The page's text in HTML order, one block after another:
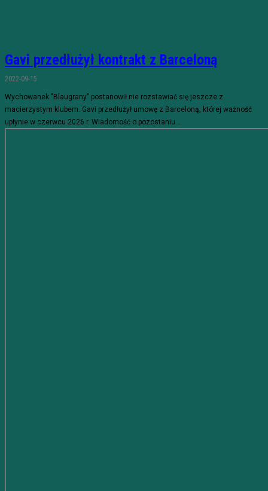
Gavi przedłużył kontrakt z Barceloną
2022-09-15
Wychowanek "Blaugrany" postanowił nie rozstawiać się jeszcze z
macierzystym klubem. Gavi przedłużył umowę z Barceloną, której ważność
upłynie w czerwcu 2026 r. Wiadomość o pozostaniu...